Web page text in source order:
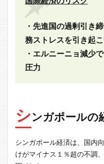
・先進国の過剰引き
務ストレスを引き起
・エルニーニョ減少
圧力
シンガポールの
シンガポール経済は、国内
けがマイナス１％超の不調